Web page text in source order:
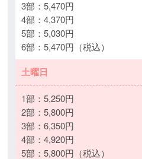
3部：5,470円
4部：4,370円
5部：5,030円
6部：5,470円（税込）
土曜日
1部：5,250円
2部：5,800円
3部：6,350円
4部：4,920円
5部：5,800円（税込）